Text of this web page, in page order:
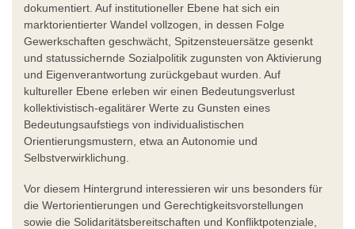
dokumentiert. Auf institutioneller Ebene hat sich ein
marktorientierter Wandel vollzogen, in dessen Folge
Gewerkschaften geschwächt, Spitzensteuersätze gesenkt
und statussichernde Sozialpolitik zugunsten von Aktivierung
und Eigenverantwortung zurückgebaut wurden. Auf
kultureller Ebene erleben wir einen Bedeutungsverlust
kollektivistisch-egalitärer Werte zu Gunsten eines
Bedeutungsaufstiegs von individualistischen
Orientierungsmustern, etwa an Autonomie und
Selbstverwirklichung.
Vor diesem Hintergrund interessieren wir uns besonders für
die Wertorientierungen und Gerechtigkeitsvorstellungen
sowie die Solidaritätsbereitschaften und Konfliktpotenziale,